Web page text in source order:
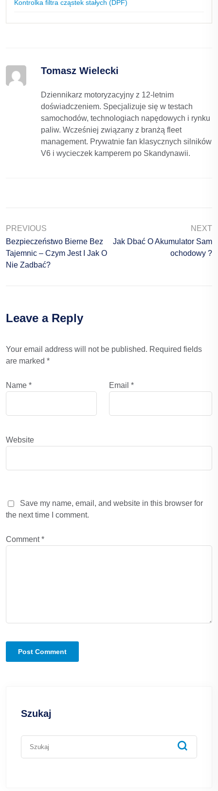
Kontrolka filtra cząstek stałych (DPF)
Tomasz Wielecki
Dziennikarz motoryzacyjny z 12-letnim
doświadczeniem. Specjalizuje się w testach
samochodów, technologiach napędowych i rynku
paliw. Wcześniej związany z branżą fleet
management. Prywatnie fan klasycznych silników
V6 i wycieczek kamperem po Skandynawii.
PREVIOUS
Bezpieczeństwo Bierne Bez
Tajemnic – Czym Jest I Jak O
Nie Zadbać?
NEXT
Jak Dbać O Akumulator Sam
Ochodowy ?
Leave a Reply
Your email address will not be published. Required fields
are marked *
Name * Email *
Website
Save my name, email, and website in this browser for
the next time I comment.
Comment*
Szukaj